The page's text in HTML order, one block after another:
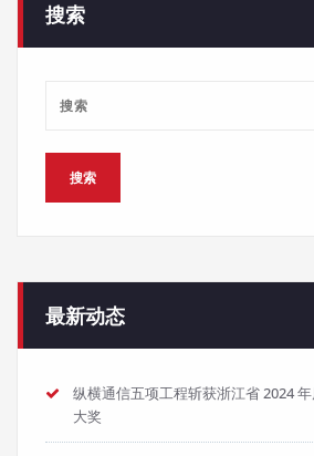
搜索
最新动态
纵横通信五项工程斩获浙江省 2024
大奖